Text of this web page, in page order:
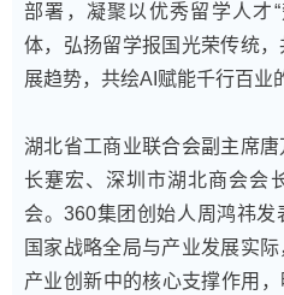
部署，凝聚以优秀留学人才
体，弘扬留学报国光荣传统
展趋势，共绘AI赋能千行百业
湖北省工商业联合会副主席
长蹇宏、深圳市湖北商会会
会。360集团创始人周鸿祎
国家战略全局与产业发展实
产业创新中的核心支撑作用